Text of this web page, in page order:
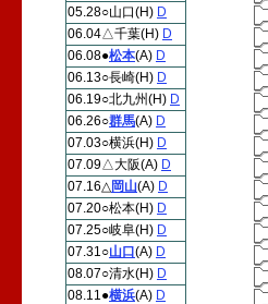
05.28○山口(H) D
06.04△千葉(H) D
06.08●松本(A) D
06.13○長崎(H) D
06.19○北九州(H) D
06.26○群馬(A) D
07.03○横浜(H) D
07.09△大阪(A) D
07.16△岡山(A) D
07.20○松本(H) D
07.25○岐阜(H) D
07.31○山口 (A) D
08.07○清水(H) D
08.11●横浜(A) D